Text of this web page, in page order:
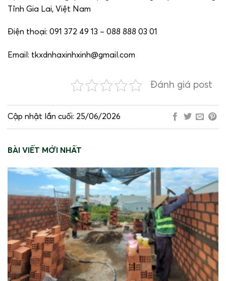
Tỉnh Gia Lai, Việt Nam
Điện thoại: 091 372 49 13 – 088 888 03 01
Email: tkxdnhaxinhxinh@gmail.com
Đánh giá post
Cập nhật lần cuối: 25/06/2026
BÀI VIẾT MỚI NHẤT